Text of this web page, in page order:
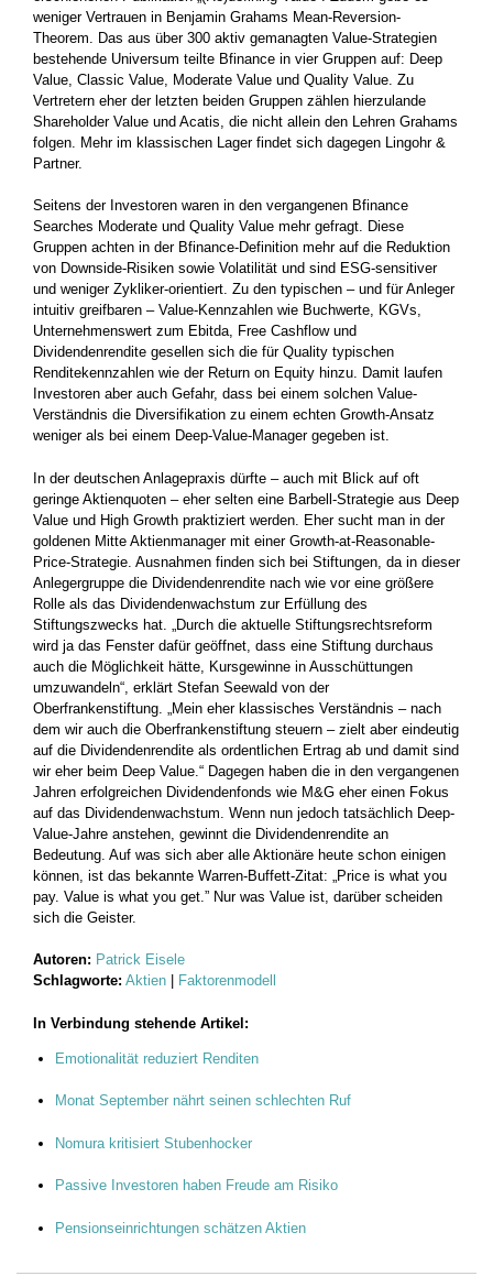
weniger Vertrauen in Benjamin Grahams Mean-Reversion-
Theorem. Das aus über 300 aktiv gemanagten Value-Strategien
bestehende Universum teilte Bfinance in vier Gruppen auf: Deep
Value, Classic Value, Moderate Value und Quality Value. Zu
Vertretern eher der letzten beiden Gruppen zählen hierzulande
Shareholder Value und Acatis, die nicht allein den Lehren Grahams
folgen. Mehr im klassischen Lager findet sich dagegen Lingohr &
Partner.
Seitens der Investoren waren in den vergangenen Bfinance
Searches Moderate und Quality Value mehr gefragt. Diese
Gruppen achten in der Bfinance-Definition mehr auf die Reduktion
von Downside-Risiken sowie Volatilität und sind ESG-sensitiver
und weniger Zykliker-orientiert. Zu den typischen – und für Anleger
intuitiv greifbaren – Value-Kennzahlen wie Buchwerte, KGVs,
Unternehmenswert zum Ebitda, Free Cashflow und
Dividendenrendite gesellen sich die für Quality typischen
Renditekennzahlen wie der Return on Equity hinzu. Damit laufen
Investoren aber auch Gefahr, dass bei einem solchen Value-
Verständnis die Diversifikation zu einem echten Growth-Ansatz
weniger als bei einem Deep-Value-Manager gegeben ist.
In der deutschen Anlagepraxis dürfte – auch mit Blick auf oft
geringe Aktienquoten – eher selten eine Barbell-Strategie aus Deep
Value und High Growth praktiziert werden. Eher sucht man in der
goldenen Mitte Aktienmanager mit einer Growth-at-Reasonable-
Price-Strategie. Ausnahmen finden sich bei Stiftungen, da in dieser
Anlegergruppe die Dividendenrendite nach wie vor eine größere
Rolle als das Dividendenwachstum zur Erfüllung des
Stiftungszwecks hat. „Durch die aktuelle Stiftungsrechtsreform
wird ja das Fenster dafür geöffnet, dass eine Stiftung durchaus
auch die Möglichkeit hätte, Kursgewinne in Ausschüttungen
umzuwandeln“, erklärt Stefan Seewald von der
Oberfrankenstiftung. „Mein eher klassisches Verständnis – nach
dem wir auch die Oberfrankenstiftung steuern – zielt aber eindeutig
auf die Dividendenrendite als ordentlichen Ertrag ab und damit sind
wir eher beim Deep Value.“ Dagegen haben die in den vergangenen
Jahren erfolgreichen Dividendenfonds wie M&G eher einen Fokus
auf das Dividendenwachstum. Wenn nun jedoch tatsächlich Deep-
Value-Jahre anstehen, gewinnt die Dividendenrendite an
Bedeutung. Auf was sich aber alle Aktionäre heute schon einigen
können, ist das bekannte Warren-Buffett-Zitat: „Price is what you
pay. Value is what you get.” Nur was Value ist, darüber scheiden
sich die Geister.
Autoren: Patrick Eisele
Schlagworte: Aktien Faktorenmodell
In Verbindung stehende Artikel:
Emotionalität reduziert Renditen
Monat September nährt seinen schlechten Ruf
Nomura kritisiert Stubenhocker
Passive Investoren haben Freude am Risiko
Pensionseinrichtungen schätzen Aktien